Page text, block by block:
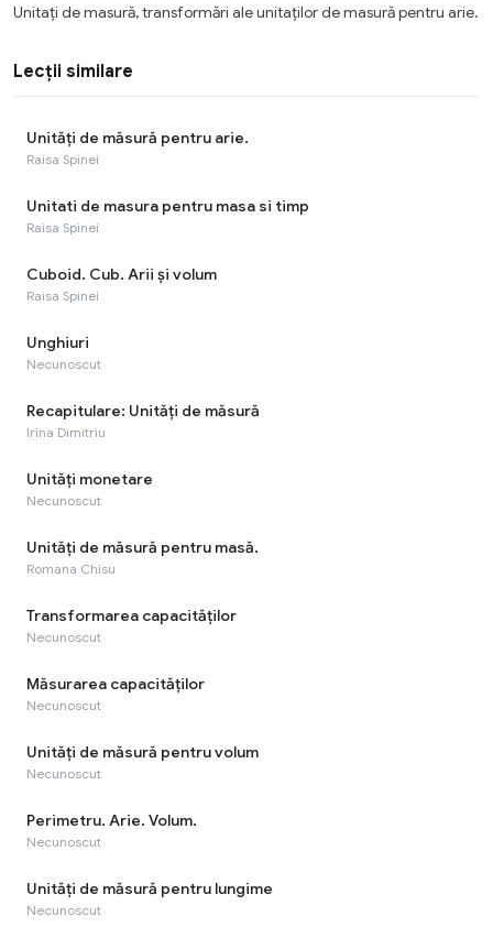
Unitați de masură, transformări ale unitaților de masură pentru arie.
Lecții similare
Unităţi de măsură pentru arie.
Raisa Spinei
Unitati de masura pentru masa si timp
Raisa Spinei
Cuboid. Cub. Arii și volum
Raisa Spinei
Unghiuri
Necunoscut
Recapitulare: Unități de măsură
Irina Dimitriu
Unităţi monetare
Necunoscut
Unităţi de măsură pentru masă.
Romana Chisu
Transformarea capacităților
Necunoscut
Măsurarea capacităților
Necunoscut
Unităţi de măsură pentru volum
Necunoscut
Perimetru. Arie. Volum.
Necunoscut
Unităţi de măsură pentru lungime
Necunoscut